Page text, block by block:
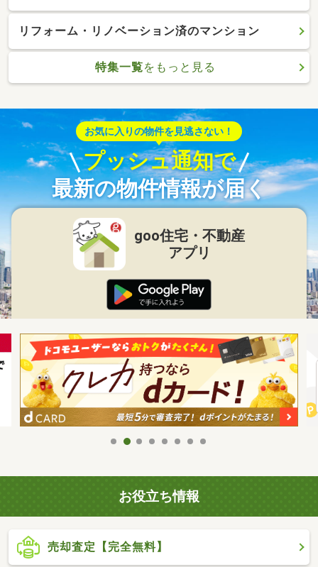
リフォーム・リノベーション済のマンション
特集一覧をもっと見る
お気に入りの物件を見逃さない！
プッシュ通知で
最新の物件情報が届く
goo住宅・不動産
アプリ
お役立ち情報
売却査定【完全無料】